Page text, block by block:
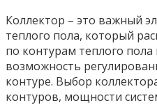
Коллектор – это важный
теплого пола, который
по контурам теплого пола
возможность
контуре. Выбор
контуров, мощности